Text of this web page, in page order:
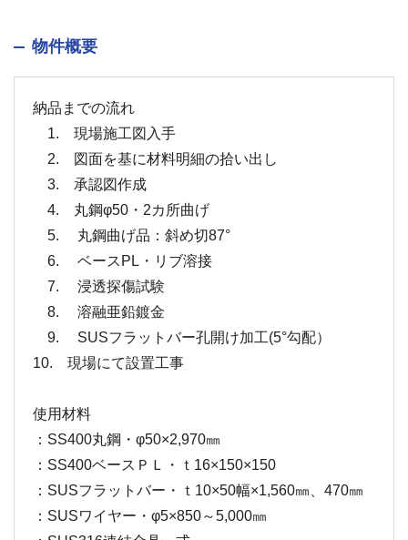
物件概要
納品までの流れ
1. 現場施工図入手
2. 図面を基に材料明細の拾い出し
3. 承認図作成
4. 丸鋼φ50・2カ所曲げ
5. 丸鋼曲げ品：斜め切87°
6. ベースPL・リブ溶接
7. 浸透探傷試験
8. 溶融亜鉛鍍金
9. SUSフラットバー孔開け加工(5°勾配）
10. 現場にて設置工事
使用材料
：SS400丸鋼・φ50×2,970㎜
：SS400ベースＰＬ・ｔ16×150×150
：SUSフラットバー・ｔ10×50幅×1,560㎜、470㎜
：SUSワイヤー・φ5×850～5,000㎜